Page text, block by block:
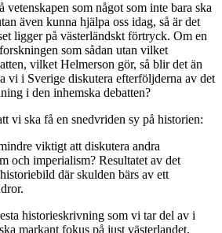
vetenskapen som något som inte bara ska
även kunna hjälpa oss idag, så är det
ligger på västerländskt förtryck. Om en
som sådan utan vilket
vilket Helmerson gör, så blir det än
vi i Sverige diskutera efterföljderna av det
i den inhemska debatten?
vi ska få en snedvriden sy på historien:
viktigt att diskutera andra
och imperialism? Resultatet av det
där skulden bärs av ett
historieskrivning som vi tar del av i
markant fokus på just västerlandet,